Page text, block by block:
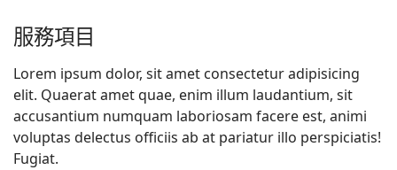
服務項目
Lorem ipsum dolor, sit amet consectetur adipisicing
elit. Quaerat amet quae, enim illum laudantium, sit
accusantium numquam laboriosam facere est, animi
voluptas delectus officiis ab at pariatur illo perspiciatis!
Fugiat.